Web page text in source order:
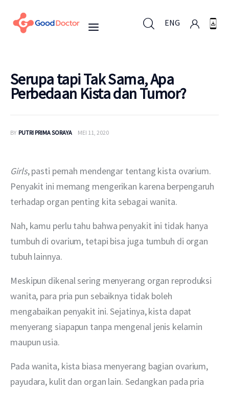
ENG
Mengapa Good Doctor
Berita
Serupa tapi Tak Sama, Apa
Perbedaan Kista dan Tumor?
BY PUTRI PRIMA SORAYA MEI 11, 2020
Girls, pasti pernah mendengar tentang kista ovarium.
Penyakit ini memang mengerikan karena berpengaruh
terhadap organ penting kita sebagai wanita.
Nah, kamu perlu tahu bahwa penyakit ini tidak hanya
tumbuh di ovarium, tetapi bisa juga tumbuh di organ
tubuh lainnya.
Meskipun dikenal sering menyerang organ reproduksi
wanita, para pria pun sebaiknya tidak boleh
mengabaikan penyakit ini. Sejatinya, kista dapat
menyerang siapapun tanpa mengenal jenis kelamin
maupun usia.
Pada wanita, kista biasa menyerang bagian ovarium,
payudara, kulit dan organ lain. Sedangkan pada pria